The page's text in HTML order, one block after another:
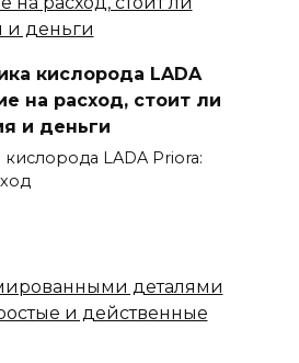
кислорода LADA
на расход, стоит ли
и деньги
кислорода LADA Priora: